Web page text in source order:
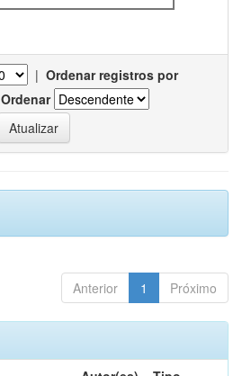
| Ordenar registros por
Ordenar
Anterior 1 Próximo